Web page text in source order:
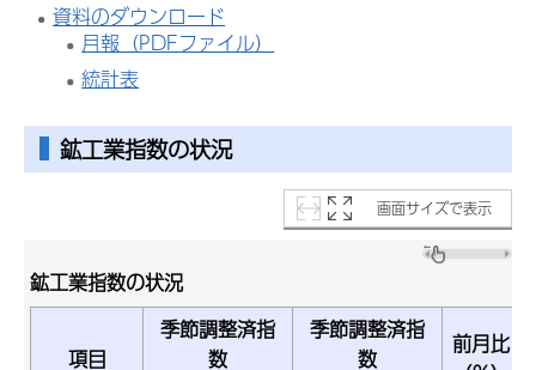
資料のダウンロード
月報（PDFファイル）
統計表
鉱工業指数の状況
画面サイズで表示
鉱工業指数の状況
項目
季節調整済指
数
季節調整済指
数
前月比